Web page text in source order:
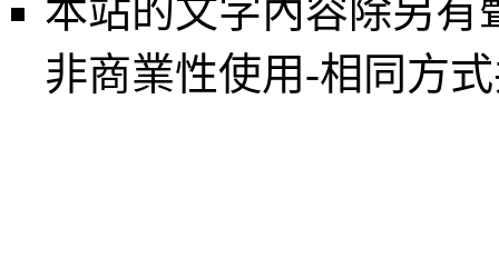
本站的文字內容除另
非商業性使用-相同方